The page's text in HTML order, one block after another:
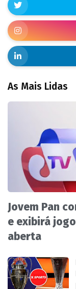
As Mais Lidas
Jovem Pan
e exibirá
aberta